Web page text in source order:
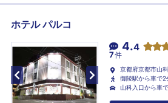
ホテル パルコ
4.4
7件
京都府京都市山
御陵駅から車で2
山科入口から車